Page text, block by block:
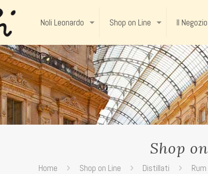
Noli Leonardo Shop on Line Il
Shop
Home Shop on Line Distillati Rum